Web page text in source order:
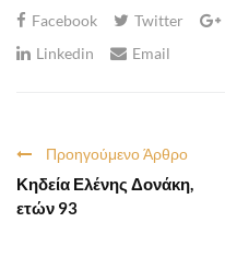
Facebook Twitter
Linkedin
Email
Προηγούμενο Άρθρο
Κηδεία Ελένης Δονάκη,
ετών 93